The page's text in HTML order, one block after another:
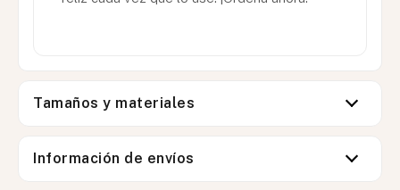
Tamaños y materiales
Información de envíos